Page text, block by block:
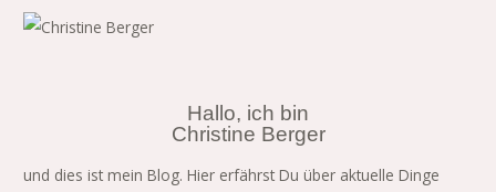
Hallo, ich bin
Christine Berger
und dies ist mein Blog. Hier erfährst Du über aktuelle Dinge